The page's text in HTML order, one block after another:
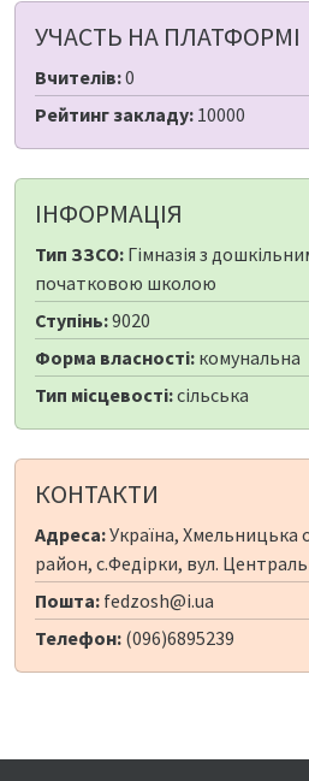
УЧАСТЬ НА ПЛАТФОРМІ
Вчителів:0
Рейтинг закладу: 10000
ІНФОРМАЦІЯ
Тип ЗЗСО: Гімназія з
початковою школою
Ступінь:9020
Форма власності: комунальна
Тип місцевості:сільська
КОНТАКТИ
Адреса:Україна, Хмельницька
район, с.Федірки, вул.
Пошта: fedzosh@i.ua
Телефон: (096)6895239